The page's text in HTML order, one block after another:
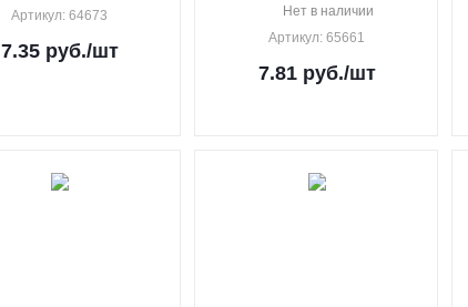
Артикул: 64673
7.35руб./шт
Нет в наличии
Артикул: 65661
7.81руб./шт